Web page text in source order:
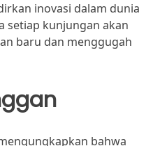
inovasi dalam dunia
setiap kunjungan akan
baru dan menggugah
bahwa